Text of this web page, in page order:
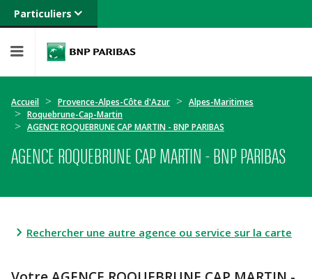
Particuliers
Banque privée
Entreprises
Accueil Provence-Alpes-Côte d'Azur
Alpes-Maritimes
Roquebrune-Cap-Martin
AGENCE ROQUEBRUNE CAP MARTIN - BNP PARIBAS
AGENCE ROQUEBRUNE CAP MARTIN - BNP PARIBAS
Rechercher une autre agence ou service sur la carte